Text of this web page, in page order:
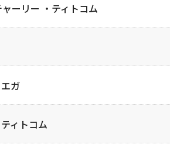
ーリー ・ティトコム
ガ
ィトコム